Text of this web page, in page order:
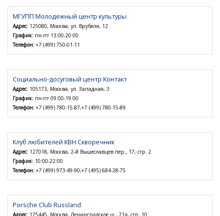
МГУПП Молодежный центр культуры
Адрес: 125080, Москва, ул. Врубеля, 12
График: пн-пт 13:00-20:00
Телефон: +7 (499) 750-01-11
Социально-досуговый центр Контакт
Адрес: 105173, Москва, ул. Западная, 3
График: пн-пт 09:00-19:00
Телефон: +7 (499) 780-15-87,+7 (499) 780-15-89
Клуб любителей КВН Скворечник
Адрес: 127018, Москва, 2-й Вышеславцев пер., 17, стр. 2
График: 10:00-22:00
Телефон: +7 (499) 973-49-90,+7 (495) 684-28-75
Porsche Club Russland
Адрес: 125445, Москва, Ленинградское ш., 71а, стр. 10